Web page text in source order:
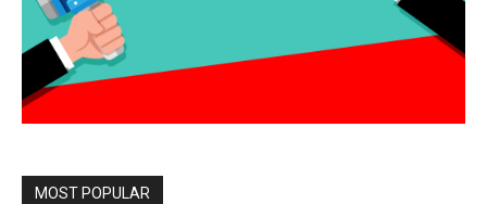
MOST POPULAR